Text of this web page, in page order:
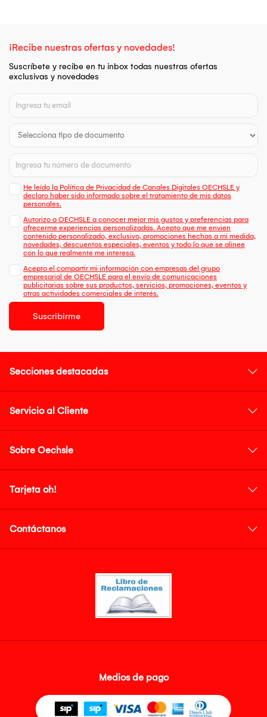
¡Recibe nuestras ofertas y novedades!
Suscríbete y recibe en tu inbox todas nuestras ofertas
exclusivas y novedades
He leído la Política de Privacidad de Canales Digitales OECHSLE y
declaro haber sido informado sobre el tratamiento de mis datos
personales.
Autorizo a OECHSLE a conocer mejor mis gustos y preferencias para
ofrecerme experiencias personalizadas. Acepto que me envien
contenido personalizado, exclusivo, promociones hechas a mi medida,
novedades, descuentos especiales, eventos y todo lo que se alinee
con lo que realmente me interesa.
Acepto el compartir mi información con empresas del grupo
empresarial de OECHSLE para el envío de comunicaciones
publicitarias sobre sus productos, servicios, promociones, eventos y
otras actividades comerciales de interés.
Suscribirme
Secciones destacadas
Servicio al Cliente
Sobre Oechsle
Tarjeta oh!
Contáctanos
Medios de pago